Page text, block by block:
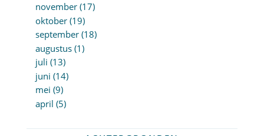
november (17)
oktober (19)
september (18)
augustus (1)
juli (13)
juni (14)
mei (9)
april (5)